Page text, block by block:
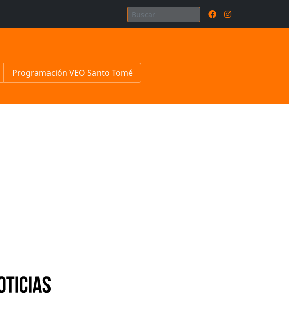
Programación VEO Santo Tomé